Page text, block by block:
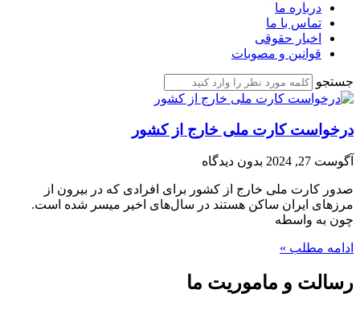
درباره ما
تماس با ما
اخبار حقوقی
قوانین و مصوبات
جستجو
درخواست کارت ملی خارج از کشور
آگوست 27, 2024 بدون دیدگاه
صدور کارت ملی خارج از کشور برای افرادی که در بیرون از
مرزهای ایران ساکن هستند در سال‌های اخیر میسر شده است.
چون به واسطه
ادامه مطلب »
رسالت و ماموریت ما